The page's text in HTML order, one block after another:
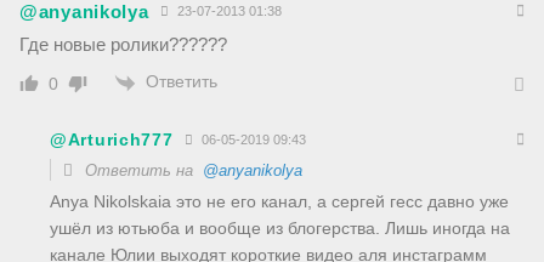
@anyanikolya 23-07-2013 01:38
Где новые ролики??????
0 Ответить
@Arturich777 06-05-2019 09:43
Ответить на @anyanikolya
Anya Nikolskaia это не его канал, а сергей гесс давно уже
ушёл из ютьюба и вообще из блогерства. Лишь иногда на
канале Юлии выходят короткие видео аля инстаграмм